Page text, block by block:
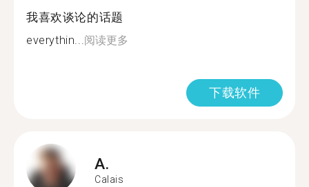
我喜欢谈论的话题
everythin...阅读更多
下载软件
A.
Calais